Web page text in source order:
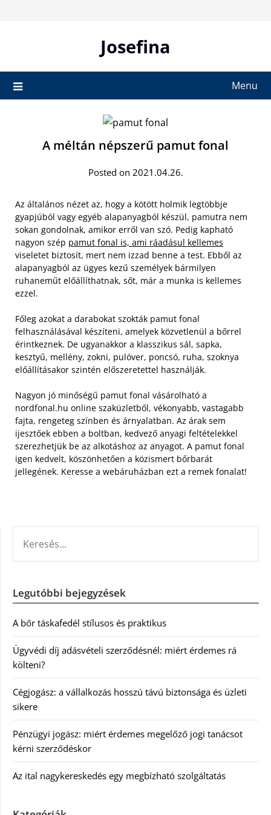
Josefina
Menu
A méltán népszerű pamut fonal
Posted on 2021.04.26.
Az általános nézet az, hogy a kötött holmik legtöbbje
gyapjúból vagy egyéb alapanyagból készül, pamutra nem
sokan gondolnak, amikor erről van szó. Pedig kapható
nagyon szép pamut fonal is, ami ráadásul kellemes
viseletet biztosít, mert nem izzad benne a test. Ebből az
alapanyagból az ügyes kezű személyek bármilyen
ruhaneműt előállíthatnak, sőt, már a munka is kellemes
ezzel.
Főleg azokat a darabokat szokták pamut fonal
felhasználásával készíteni, amelyek közvetlenül a bőrrel
érintkeznek. De ugyanakkor a klasszikus sál, sapka,
kesztyű, mellény, zokni, pulóver, poncsó, ruha, szoknya
előállításakor szintén előszeretettel használják.
Nagyon jó minőségű pamut fonal vásárolható a
nordfonal.hu online szaküzletből, vékonyabb, vastagabb
fajta, rengeteg színben és árnyalatban. Az árak sem
ijesztőek ebben a boltban, kedvező anyagi feltételekkel
szerezhetjük be az alkotáshoz az anyagot. A pamut fonal
igen kedvelt, köszönhetően a közismert bőrbarát
jellegének. Keresse a webáruházban ezt a remek fonalat!
Legutóbbi bejegyzések
A bőr táskafedél stílusos és praktikus
Ügyvédi díj adásvételi szerződésnél: miért érdemes rá
költeni?
Cégjogász: a vállalkozás hosszú távú biztonsága és üzleti
sikere
Pénzügyi jogász: miért érdemes megelőző jogi tanácsot
kérni szerződéskor
Az ital nagykereskedés egy megbízható szolgáltatás